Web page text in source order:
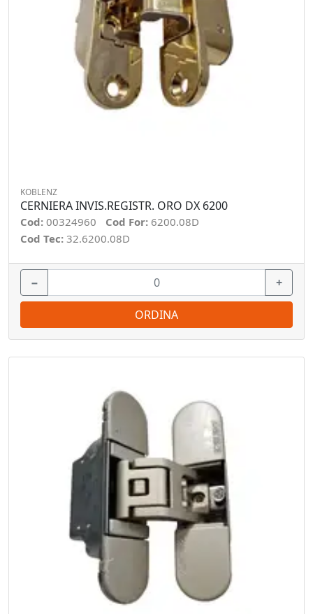
KOBLENZ
CERNIERA INVIS.REGISTR. ORO DX 6200
Cod: 00324960 Cod For: 6200.08D
Cod Tec: 32.6200.08D
− +
ORDINA